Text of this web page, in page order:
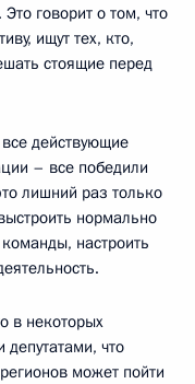
говорит о том, что
ищут тех, кто,
стоящие перед
действующие
– все победили
лишний раз только
нормально
настроить
в некоторых
что
может пойти